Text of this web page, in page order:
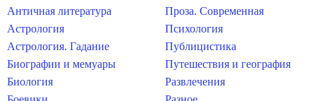
Античная литература
Астрология
Астрология. Гадание
Биографии и мемуары
Биология
Проза. Современная
Психология
Публицистика
Путешествия и география
Развлечения